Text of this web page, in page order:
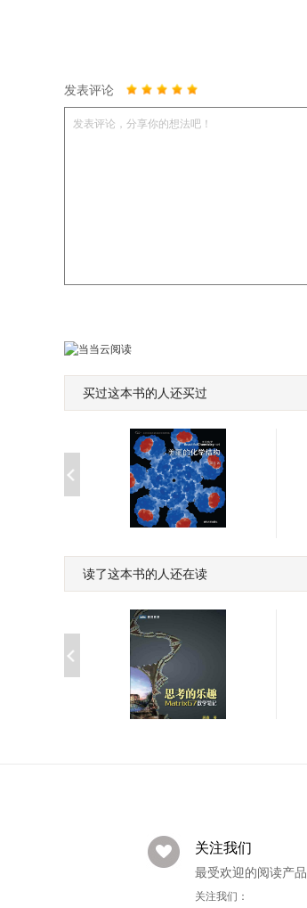
发表评论
发表评论，分享你的想法吧！
买过这本书的人还买过
美丽的化学结构
读了这本书的人还在读
关注我们
最受欢迎的阅读产品
关注我们：